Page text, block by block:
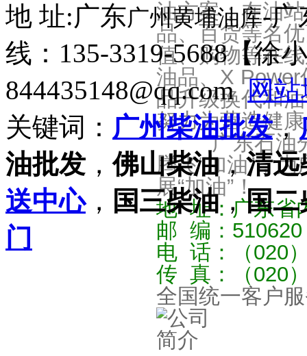
油方案；在油
品、百货等名
值、购物等在
油品、X
品升级换代和
努力为营造健
广东石油分公
腾飞“加油”，
展“加油”！
地 址：广东省
邮 编：510620
电 话：（020
传 真：（020
全国统一客户
地 址:广东广州黄埔油库-广
线：135-3319-5688【徐
844435148@qq.com网
关键词： 广州柴油批发，
油批发 ，佛山柴油，清远
送中心， 国三柴油，国二
门